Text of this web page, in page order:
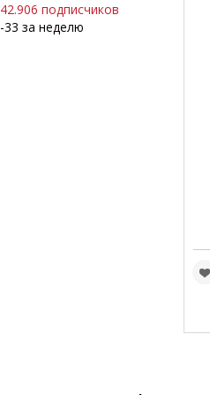
42.906 подписчиков
-33 за неделю